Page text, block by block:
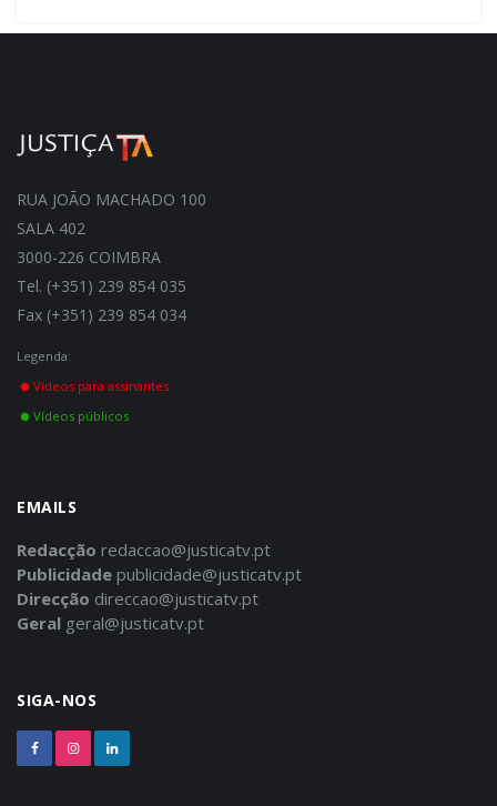
RUA JOÃO MACHADO 100
SALA 402
3000-226 COIMBRA
Tel. (+351) 239 854 035
Fax (+351) 239 854 034
Legenda:
Vídeos para assinantes
Vídeos públicos
EMAILS
Redacção redaccao@justicatv.pt
Publicidade publicidade@justicatv.pt
Direcção direccao@justicatv.pt
Geral geral@justicatv.pt
SIGA-NOS